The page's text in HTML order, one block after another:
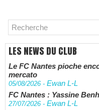
LES NEWS DU CLUB
Le FC Nantes pioche
mercato
05/08/2026 - Ewan L-L
FC Nantes : Yassine
27/07/2026 - Ewan L-L